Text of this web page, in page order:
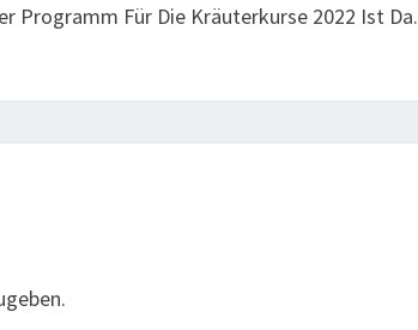
Programm Für Die Kräuterkurse 2022 Ist Da.